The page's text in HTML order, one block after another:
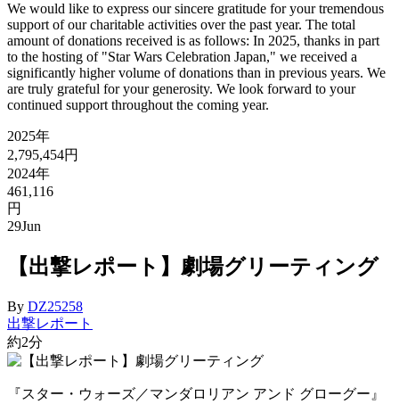
We would like to express our sincere gratitude for your tremendous
support of our charitable activities over the past year. The total
amount of donations received is as follows: In 2025, thanks in part
to the hosting of "Star Wars Celebration Japan," we received a
significantly higher volume of donations than in previous years. We
are truly grateful for your generosity. We look forward to your
continued support throughout the coming year.
2025年
2,795,454円
2024年
461,116
円
29Jun
【出撃レポート】劇場グリーティング
By DZ25258
出撃レポート
約2分
『スター・ウォーズ／マンダロリアン アンド グローグー』